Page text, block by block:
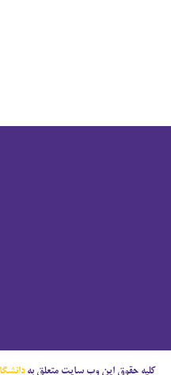
کلیه حقوق این وب سایت متعلق به